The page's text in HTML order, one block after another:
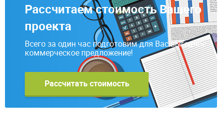
Рассчитаем стоимость Вашего
проекта
Всего за один час подготовим для Вас выгодное
коммерческое предложение!
Рассчитать стоимость